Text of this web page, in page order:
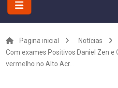
Pagina inicial Notícias
Com exames Positivos Daniel Zen e
vermelho no Alto Acr...